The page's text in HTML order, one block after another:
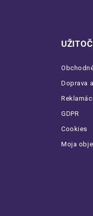
Doprava
GDPR
Cookies
Moja